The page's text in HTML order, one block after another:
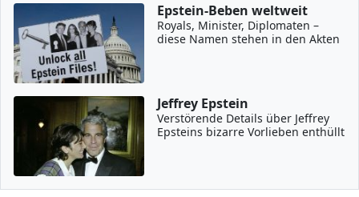
Epstein-Beben weltweit
Royals, Minister, Diplomaten –
diese Namen stehen in den Akten
Jeffrey Epstein
Verstörende Details über Jeffrey
Epsteins bizarre Vorlieben enthüllt